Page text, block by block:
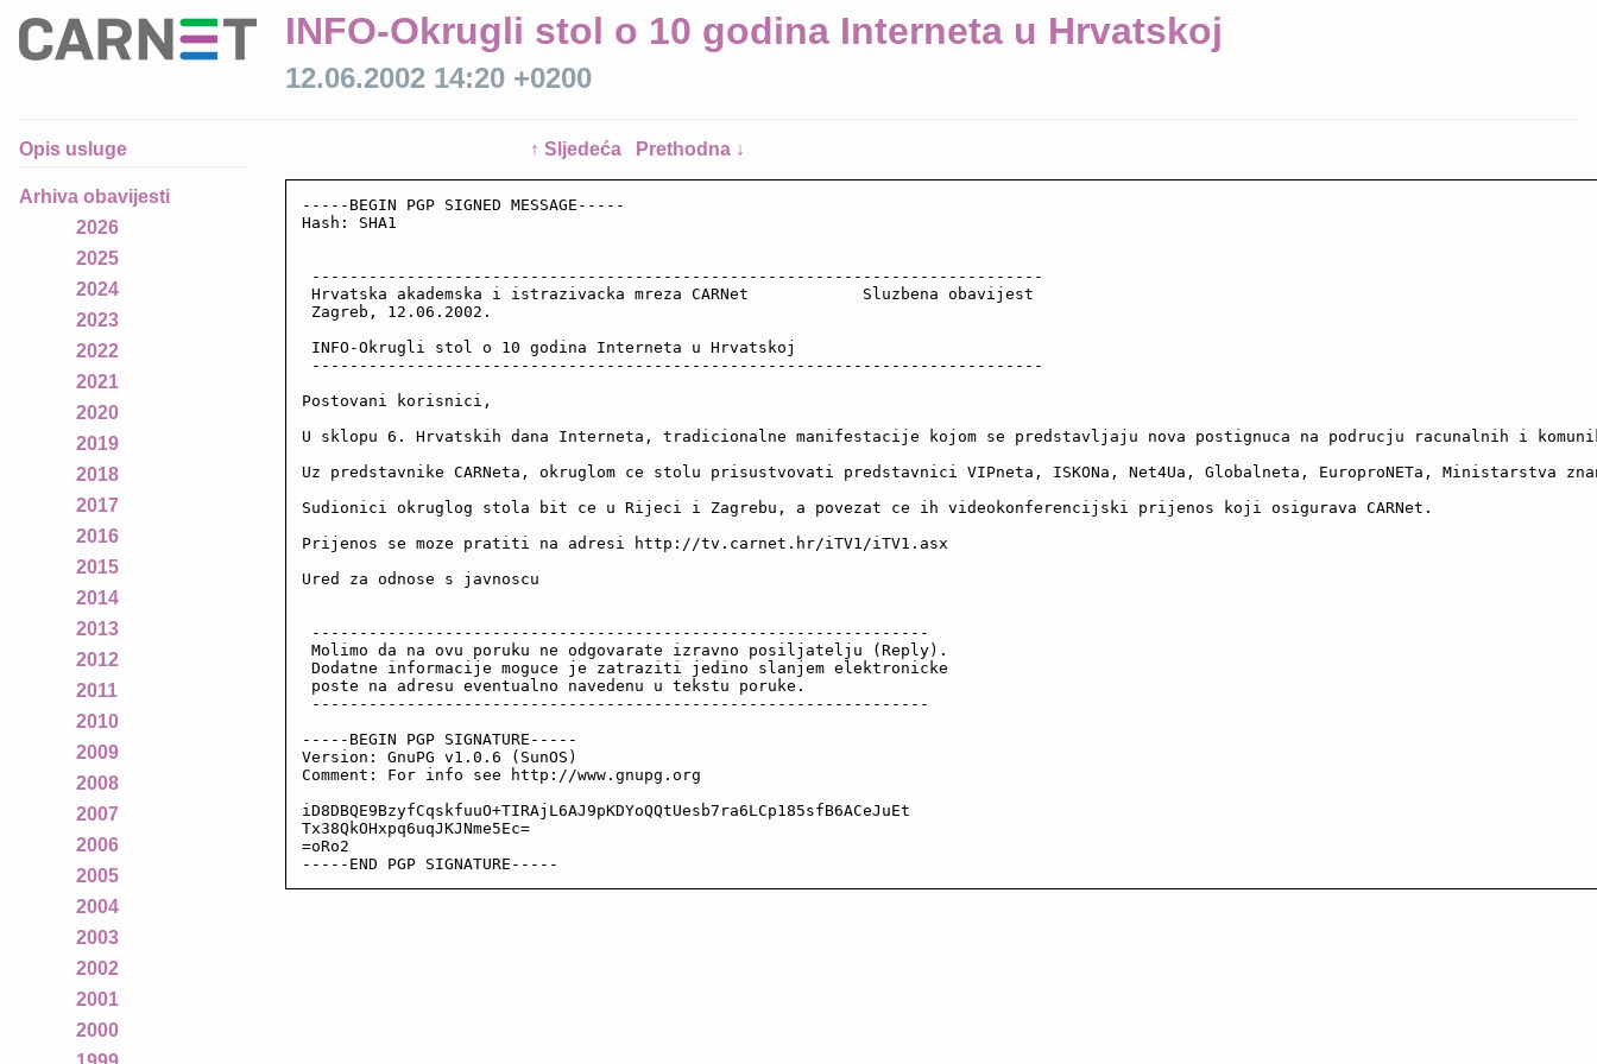
INFO-Okrugli stol o 10 godina Interneta u Hrvatskoj
12.06.2002 14:20 +0200
Opis usluge
Arhiva obavijesti
2026
2025
2024
2023
2022
2021
2020
2019
2018
2017
2016
2015
2014
2013
2012
2011
2010
2009
2008
2007
2006
2005
2004
2003
2002
2001
2000
↑ Sljedeća Prethodna ↓
-----BEGIN PGP SIGNED MESSAGE-----
Hash: SHA1
-----------------------------------------------------------------------------
Hrvatska akademska i istrazivacka mreza CARNet            Sluzbena obavijest
Zagreb, 12.06.2002.
INFO-Okrugli stol o 10 godina Interneta u Hrvatskoj
-----------------------------------------------------------------------------
Postovani korisnici,
U sklopu 6. Hrvatskih dana Interneta, tradicionalne manifestacije kojom se predstavljaju nova postignuca na podrucju racunalnih i
Uz predstavnike CARNeta, okruglom ce stolu prisustvovati predstavnici VIPneta, ISKONa, Net4Ua, Globalneta, EuroproNETa,
Sudionici okruglog stola bit ce u Rijeci i Zagrebu, a povezat ce ih videokonferencijski prijenos koji osigurava CARNet.
Prijenos se moze pratiti na adresi http://tv.carnet.hr/iTV1/iTV1.asx
Ured za odnose s javnoscu
-----------------------------------------------------------------
Molimo da na ovu poruku ne odgovarate izravno posiljatelju (Reply).
Dodatne informacije moguce je zatraziti jedino slanjem elektronicke
poste na adresu eventualno navedenu u tekstu poruke.
-----------------------------------------------------------------
-----BEGIN PGP SIGNATURE-----
Version: GnuPG v1.0.6 (SunOS)
Comment: For info see http://www.gnupg.org
iD8DBQE9BzyfCqskfuuO+TIRAjL6AJ9pKDYoQQtUesb7ra6LCp185sfB6ACeJuEt
Tx38QkOHxpq6uqJKJNme5Ec=
=oRo2
-----END PGP SIGNATURE-----